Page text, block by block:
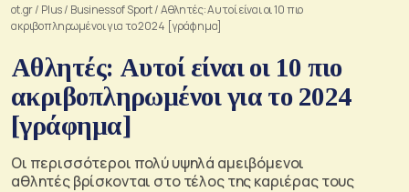
ot.gr/ Plus/ Business of Sport/Αθλητές: Αυτοί είναι οι 10 πιο
ακριβοπληρωμένοι για το 2024 [γράφημα]
Αθλητές: Αυτοί είναι οι 10 πιο
ακριβοπληρωμένοι για το 2024
[γράφημα]
Οι περισσότεροι πολύ υψηλά αμειβόμενοι
αθλητές βρίσκονται στο τέλος της καριέρας τους